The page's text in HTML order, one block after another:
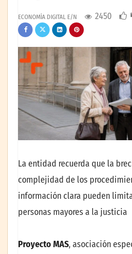
ECONOMÍA DIGITAL E/N 2450
La entidad recuerda que la
complejidad de los
información clara pueden
personas mayores a la justicia
Proyecto MAS, asociación